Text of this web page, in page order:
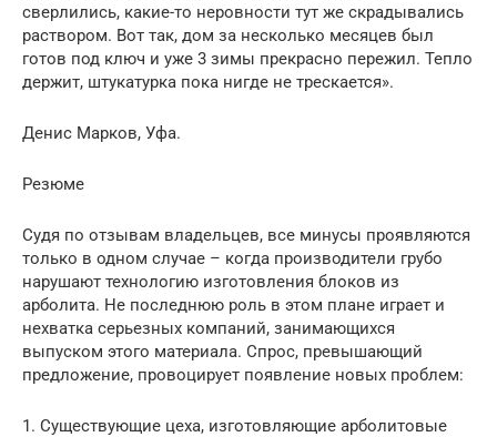
сверлились, какие-то неровности тут же скрадывались
раствором. Вот так, дом за несколько месяцев был
готов под ключ и уже 3 зимы прекрасно пережил. Тепло
держит, штукатурка пока нигде не трескается».
Денис Марков, Уфа.
Резюме
Судя по отзывам владельцев, все минусы проявляются
только в одном случае – когда производители грубо
нарушают технологию изготовления блоков из
арболита. Не последнюю роль в этом плане играет и
нехватка серьезных компаний, занимающихся
выпуском этого материала. Спрос, превышающий
предложение, провоцирует появление новых проблем:
1. Существующие цеха, изготовляющие арболитовые